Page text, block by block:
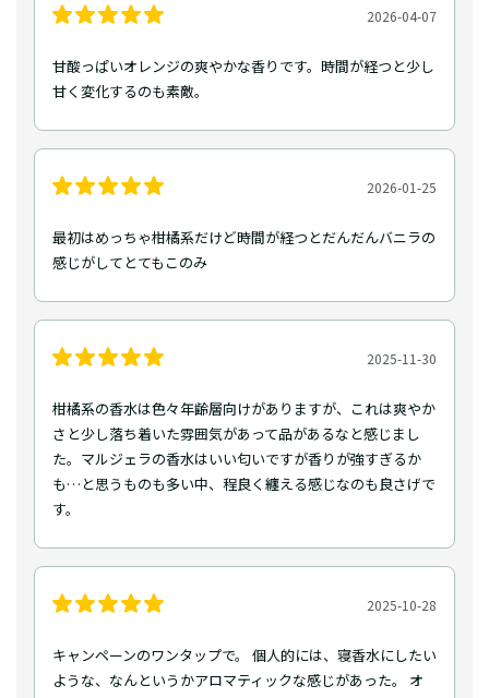
2026-04-07
甘酸っぱいオレンジの爽やかな香りです。時間が経つと少し
甘く変化するのも素敵。
2026-01-25
最初はめっちゃ柑橘系だけど時間が経つとだんだんバニラの
感じがしてとてもこのみ
2025-11-30
柑橘系の香水は色々年齢層向けがありますが、これは爽やか
さと少し落ち着いた雰囲気があって品があるなと感じまし
た。マルジェラの香水はいい匂いですが香りが強すぎるか
も…と思うものも多い中、程良く纏える感じなのも良さげで
す。
2025-10-28
キャンペーンのワンタップで。 個人的には、寝香水にしたい
ような、なんというかアロマティックな感じがあった。 オ